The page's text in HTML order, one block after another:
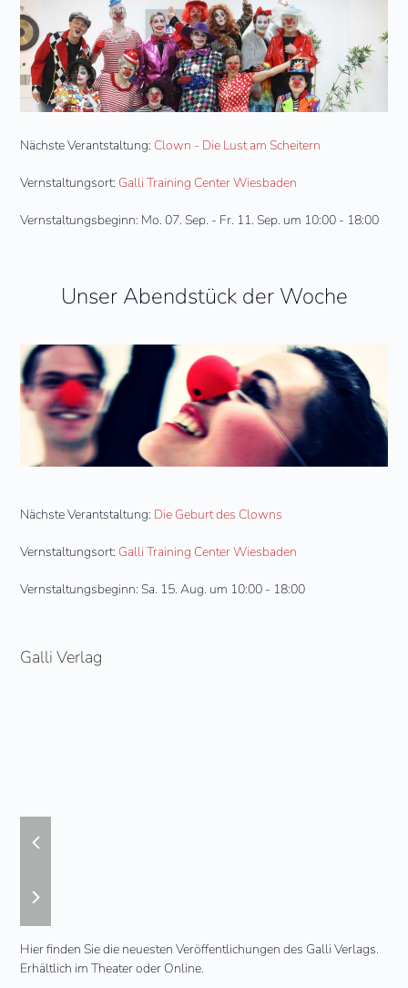
Nächste Verantstaltung: Clown - Die Lust am Scheitern
Vernstaltungsort: Galli Training Center Wiesbaden
Vernstaltungsbeginn: Mo. 07. Sep. - Fr. 11. Sep. um 10:00 - 18:00
Unser Abendstück der Woche
Nächste Verantstaltung: Die Geburt des Clowns
Vernstaltungsort: Galli Training Center Wiesbaden
Vernstaltungsbeginn: Sa. 15. Aug. um 10:00 - 18:00
Galli Verlag
slide
slide
Hier finden Sie die neuesten Veröffentlichungen des Galli Verlags.
Erhältlich im Theater oder Online.